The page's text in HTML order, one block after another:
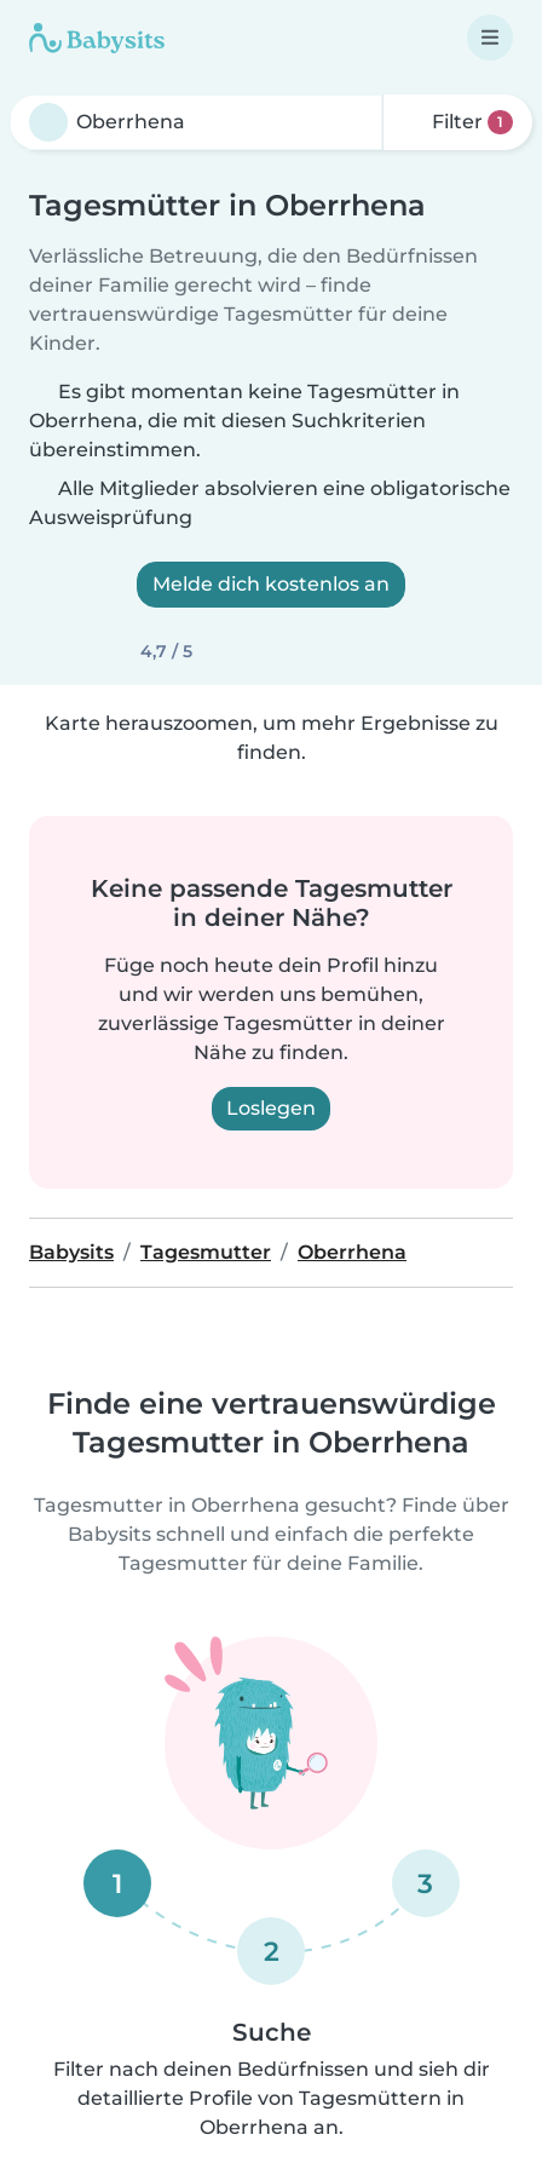
Filter 1
Tagesmütter in Oberrhena
Verlässliche Betreuung, die den Bedürfnissen
deiner Familie gerecht wird – finde
vertrauenswürdige Tagesmütter für deine
Kinder.
Es gibt momentan keine Tagesmütter in
Oberrhena, die mit diesen Suchkriterien
übereinstimmen.
Alle Mitglieder absolvieren eine obligatorische
Ausweisprüfung
Melde dich kostenlos an
4,7 / 5
Karte herauszoomen, um mehr Ergebnisse zu
finden.
Keine passende Tagesmutter
in deiner Nähe?
Füge noch heute dein Profil hinzu
und wir werden uns bemühen,
zuverlässige Tagesmütter in deiner
Nähe zu finden.
Loslegen
Babysits Tagesmutter Oberrhena
Finde eine vertrauenswürdige
Tagesmutter in Oberrhena
Tagesmutter in Oberrhena gesucht? Finde über
Babysits schnell und einfach die perfekte
Tagesmutter für deine Familie.
1
2
3
Suche
Filter nach deinen Bedürfnissen und sieh dir
detaillierte Profile von Tagesmüttern in
Oberrhena an.